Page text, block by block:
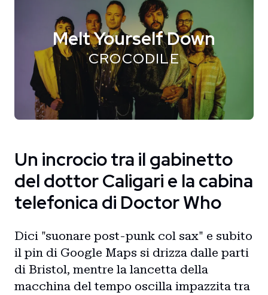
Melt Yourself Down
CROCODILE
Un incrocio tra il gabinetto
del dottor Caligari e la cabina
telefonica di Doctor Who
Dici "suonare post-punk col sax" e subito
il pin di Google Maps si drizza dalle parti
di Bristol, mentre la lancetta della
macchina del tempo oscilla impazzita tra